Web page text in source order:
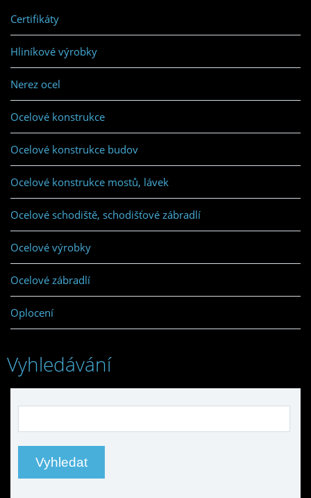
Certifikáty
Hliníkové výrobky
Nerez ocel
Ocelové konstrukce
Ocelové konstrukce budov
Ocelové konstrukce mostů, lávek
Ocelové schodiště, schodišťové zábradlí
Ocelové výrobky
Ocelové zábradlí
Oplocení
Vyhledávání